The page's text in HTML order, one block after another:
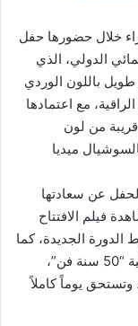
خلال حضورها حفل
الدولي، الذي
باللون الوردي
مع اعتمادها
من لون
ميديا
عن سعادتها
فيلم الافتتاح
الجديدة، كما
أشادت بتكريم النجمة الكبيرة يسرا ضمن فعالية “50 سنة فن”،
وتستحق يوماً كاملاً